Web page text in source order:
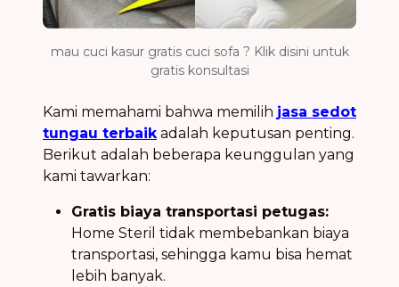
mau cuci kasur gratis cuci sofa ? Klik disini untuk
gratis konsultasi
Kami memahami bahwa memilih jasa sedot
tungau terbaik adalah keputusan penting.
Berikut adalah beberapa keunggulan yang
kami tawarkan:
Gratis biaya transportasi petugas:
Home Steril tidak membebankan biaya
transportasi, sehingga kamu bisa hemat
lebih banyak.